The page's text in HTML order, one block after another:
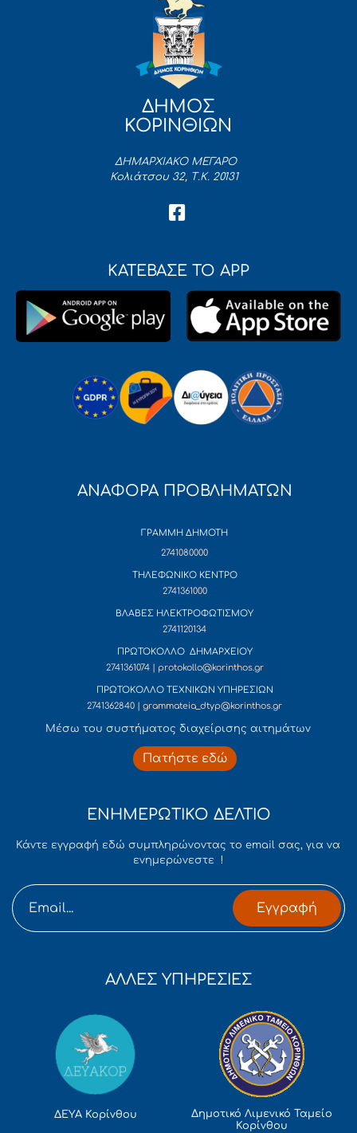
ΔΗΜΟΣ
ΚΟΡΙΝΘΙΩΝ
ΔΗΜΑΡΧΙΑΚΟ ΜΕΓΑΡΟ
Κολιάτσου 32, Τ.Κ. 20131
ΚΑΤΕΒΑΣΕ ΤΟ APP
ΑΝΑΦΟΡΑ ΠΡΟΒΛΗΜΑΤΩΝ
ΓΡΑΜΜΗ ΔΗΜΟΤΗ
2741080000
ΤΗΛΕΦΩΝΙΚΟ ΚΕΝΤΡΟ
2741361000
ΒΛΑΒΕΣ ΗΛΕΚΤΡΟΦΩΤΙΣΜΟΥ
2741120134
ΠΡΩΤΟΚΟΛΛΟ ΔΗΜΑΡΧΕΙΟΥ
2741361074 | protokollo@korinthos.gr
ΠΡΩΤΟΚΟΛΛΟ ΤΕΧΝΙΚΩΝ ΥΠΗΡΕΣΙΩΝ
2741362840 | grammateia_dtyp@korinthos.gr
Mέσω του συστήματος διαχείρισης αιτημάτων
Πατήστε εδώ
ΕΝΗΜΕΡΩΤΙΚΟ ΔΕΛΤΙΟ
Κάντε εγγραφή εδώ συμπληρώνοντας το email σας, για να
ενημερώνεστε !
Εγγραφή
ΑΛΛΕΣ ΥΠΗΡΕΣΙΕΣ
ΔΕΥΑ Κορίνθου
Δημοτικό Λιμενικό Ταμείο
Κορίνθου